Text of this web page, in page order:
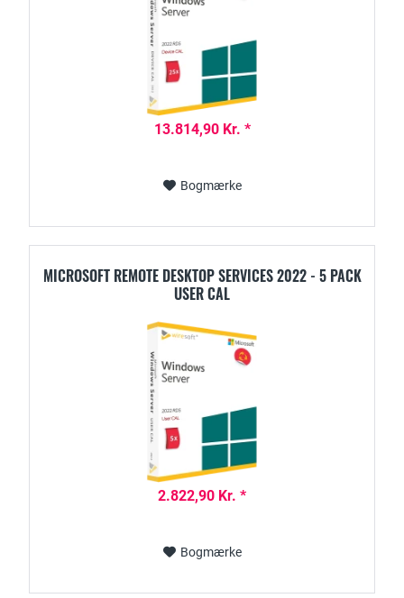
13.814,90 Kr. *
Bogmærke
MICROSOFT REMOTE DESKTOP SERVICES 2022 - 5 PACK
USER CAL
2.822,90 Kr. *
Bogmærke